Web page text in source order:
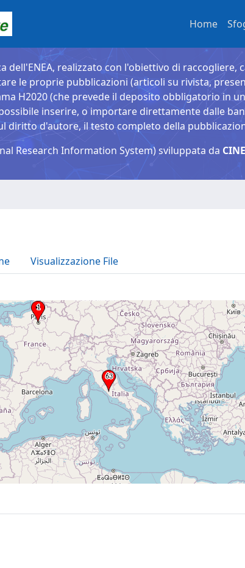
Home
dell'ENEA, realizzato con l'obiettivo di
le proprie pubblicazioni (articoli su rivista,
H2020 (che prevede il deposito obbligatorio in
inserire, o importare direttamente dalle
diritto d'autore, il testo completo della
Research Information System) sviluppata da
Visualizzazione File